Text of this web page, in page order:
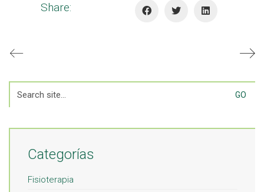
Share:
for:
Categorías
Fisioterapia